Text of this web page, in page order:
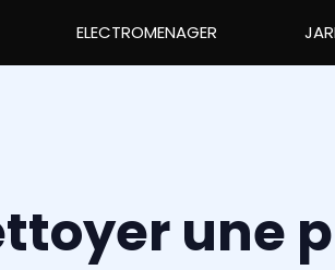
ELECTROMENAGER
une